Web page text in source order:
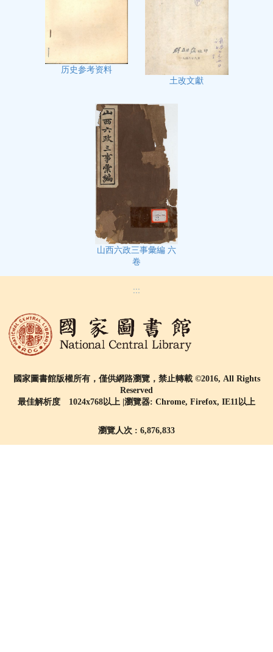
历史参考资料
土改文獻
山西六政三事彙編 六
卷
:::
國家圖書館版權所有，僅供網路瀏覽，禁止轉載 ©2016, All Rights
Reserved
最佳解析度 1024x768以上 |瀏覽器: Chrome, Firefox, IE11以上
瀏覽人次 : 6,876,833